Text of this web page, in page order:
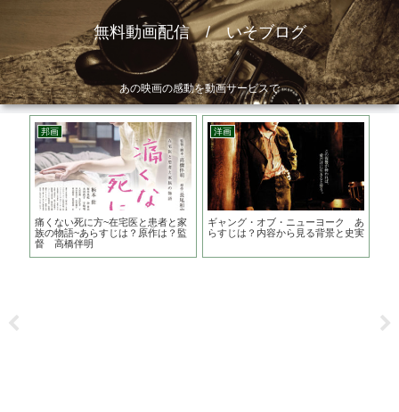
無料動画配信 / いそブログ
あの映画の感動を動画サービスで
邦画
痛くない死に方~在宅医と患者と家
族の物語~あらすじは？原作は？監
督 高橋伴明
洋画
ギャング・オブ・ニューヨーク あ
らすじは？内容から見る背景と史実